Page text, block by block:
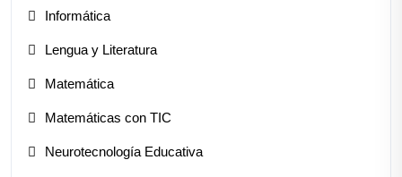
Informática
Lengua y Literatura
Matemática
Matemáticas con TIC
Neurotecnología Educativa